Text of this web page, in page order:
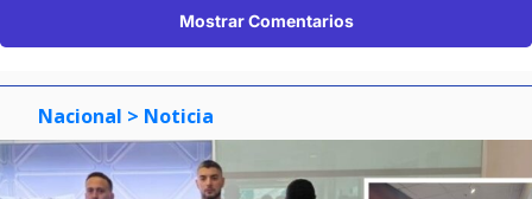
Mostrar Comentarios
Nacional > Noticia